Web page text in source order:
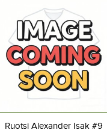
Ruotsi Alexander Isak #9